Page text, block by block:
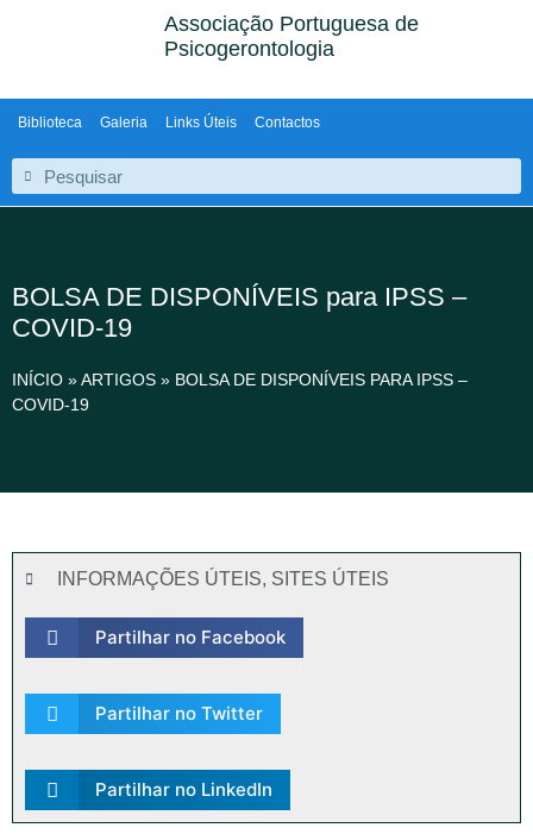
Associação Portuguesa de
Psicogerontologia
Biblioteca Galeria Links Úteis Contactos
BOLSA DE DISPONÍVEIS para IPSS –
COVID-19
INÍCIO »ARTIGOS » BOLSA DE DISPONÍVEIS PARA IPSS –
COVID-19
INFORMAÇÕES ÚTEIS, SITES ÚTEIS
Partilhar no Facebook
Partilhar no Twitter
Partilhar no LinkedIn